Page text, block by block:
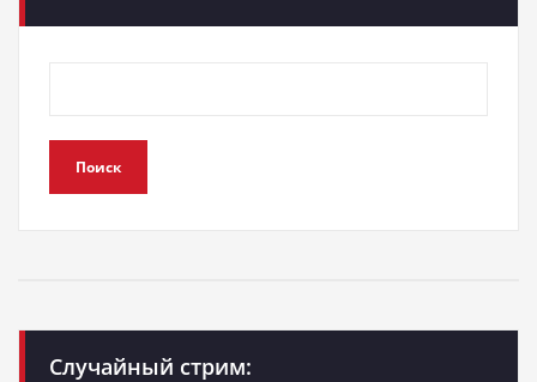
Поиск
Случайный стрим: